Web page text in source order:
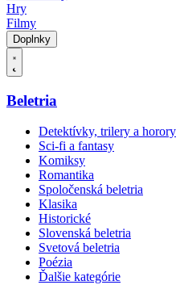
Hry
Filmy
Doplnky
Beletria
Detektívky, trilery a horory
Sci-fi a fantasy
Komiksy
Romantika
Spoločenská beletria
Klasika
Historické
Slovenská beletria
Svetová beletria
Poézia
Ďalšie kategórie